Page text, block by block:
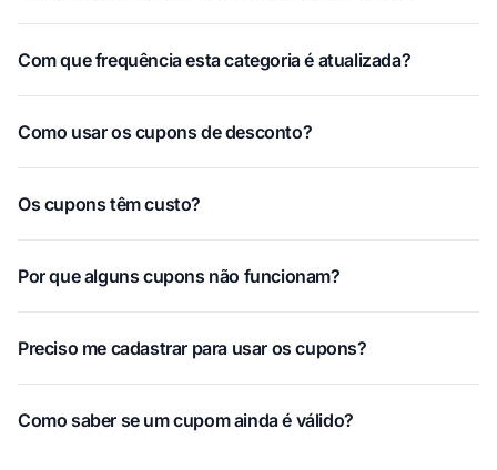
Com que frequência esta categoria é atualizada?
Como usar os cupons de desconto?
Os cupons têm custo?
Por que alguns cupons não funcionam?
Preciso me cadastrar para usar os cupons?
Como saber se um cupom ainda é válido?